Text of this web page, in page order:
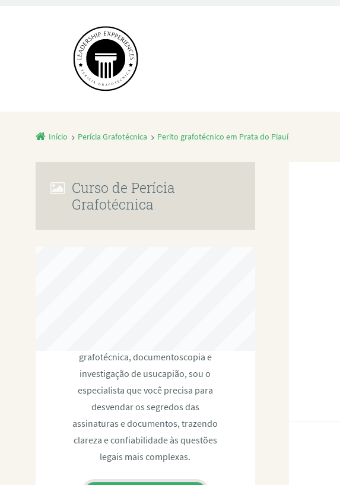
Início Perícia Grafotécnica Perito grafotécnico em Prata do Piauí
Curso de Perícia
Grafotécnica
grafotécnica, documentoscopia e
investigação de usucapião, sou o
especialista que você precisa para
desvendar os segredos das
assinaturas e documentos, trazendo
clareza e confiabilidade às questões
legais mais complexas.